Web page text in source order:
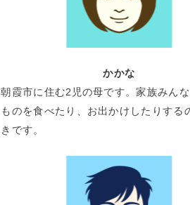
かかな
朝霞市に住む2児の母です。家族みん
ものを食べたり、お出かけしたりする
きです。